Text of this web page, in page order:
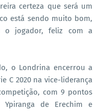
certeza que será um
está sendo muito bom,
o jogador, feliz com a
o Londrina encerrou a
C 2020 na vice-liderança
com 9 pontos
de Erechim e